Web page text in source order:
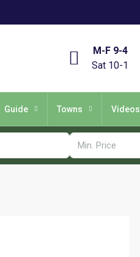
M-F 9-4
Sat 10-1
Guide Towns Videos